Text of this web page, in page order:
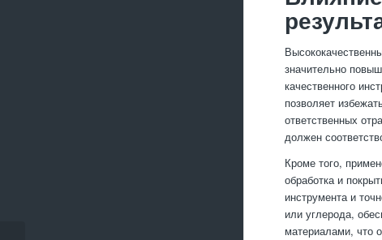
значительно
качественного
позволяет
ответственных
должен
Кроме того,
обработка и
инструмента и
или углерода,
материалами, что